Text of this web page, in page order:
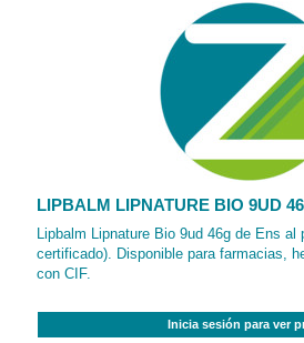
LIPBALM LIPNATURE BIO 9UD
Lipbalm Lipnature Bio 9ud 46g de Ens al
certificado). Disponible para farmacias,
con CIF.
Inicia sesión para ver